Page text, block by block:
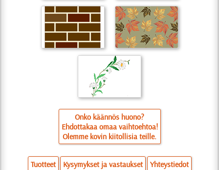
Onko käännös huono?
Ehdottakaa omaa vaihtoehtoa!
Olemme kovin kiitollisia teille.
Tuotteet Kysymykset ja vastaukset Yhteystiedot